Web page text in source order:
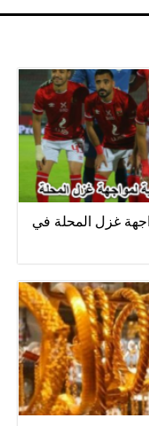
غزل المحلة في